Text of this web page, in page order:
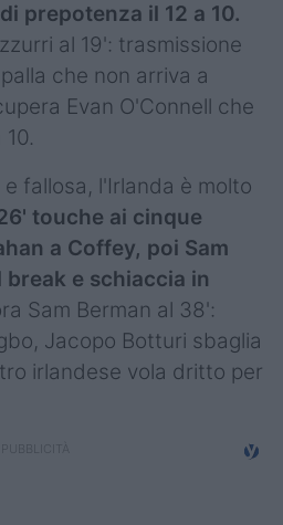
prepotenza il 12 a 10.
al 19': trasmissione
che non arriva a
Evan O'Connell che
fallosa, l'Irlanda è molto
touche ai cinque
a Coffey, poi Sam
e schiaccia in
Sam Berman al 38':
Jacopo Botturi sbaglia
irlandese vola dritto per